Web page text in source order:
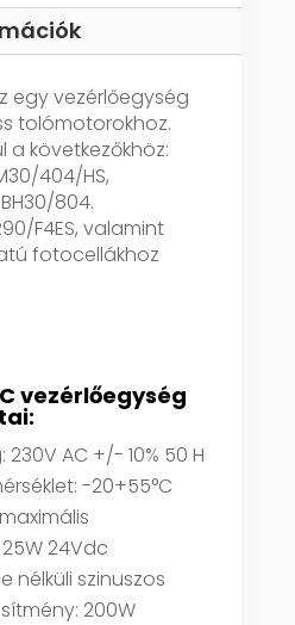
egy vezérlőegység
tolómotorokhoz.
a következőkhöz:
404/HS,
804.
F4ES, valamint
fotocellákhoz
vezérlőegység
AC +/- 10% 50 H
-20+55°C
24Vdc
nélküli szinuszos
200W